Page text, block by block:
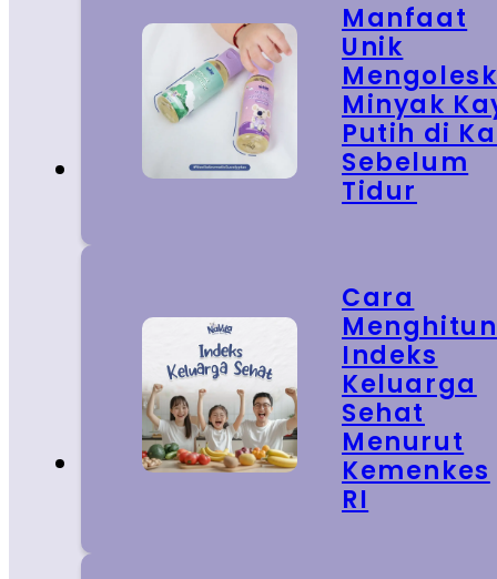
Manfaat
Unik
Minyak
Putih di
Sebelum
Tidur
Cara
Indeks
Keluarga
Sehat
Menurut
Kemenkes
RI